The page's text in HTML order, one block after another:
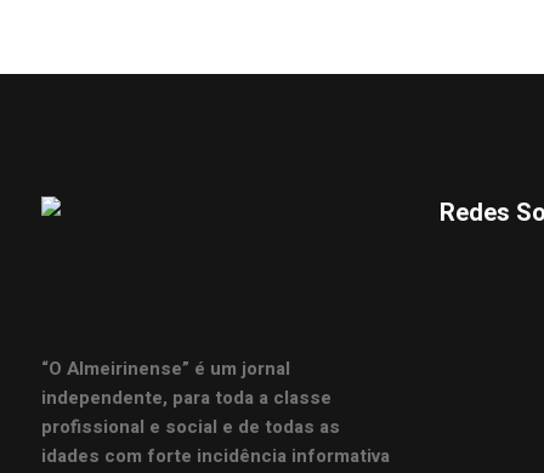
“O Almeirinense” é um jornal
independente, para toda a classe
profissional e social e de todas as
idades com forte incidência informativa
Redes